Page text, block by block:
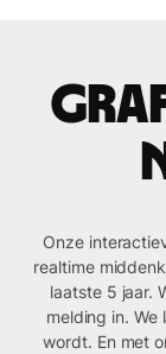
Onze
realtime
laatste 5 jaar.
melding in.
wordt. En met